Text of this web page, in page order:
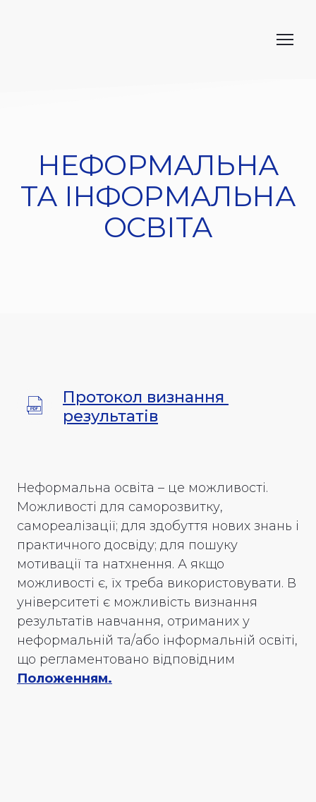
НЕФОРМАЛЬНА
ТА ІНФОРМАЛЬНА
ОСВІТА
Протокол визнання
результатів
Неформальна освіта – це можливості.
Можливості для саморозвитку,
самореалізації; для здобуття нових знань і
практичного досвіду; для пошуку
мотивації та натхнення. А якщо
можливості є, їх треба використовувати. В
університеті є можливість визнання
результатів навчання, отриманих у
неформальній та/або інформальній освіті,
що регламентовано відповідним
Положенням.